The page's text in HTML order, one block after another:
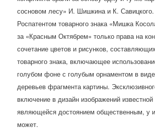
сосновом лесу» И. Шишкина и К. Савицкого.
Роспатентом товарного знака «Мишка
за «Красным Октябрем» только права на
сочетание цветов и рисунков,
товарного знака, включающее
голубом фоне с голубым орнаментом в
деревьев фрагмента картины.
включение в дизайн изображений известной
являющейся достоянием общественным, у
может.